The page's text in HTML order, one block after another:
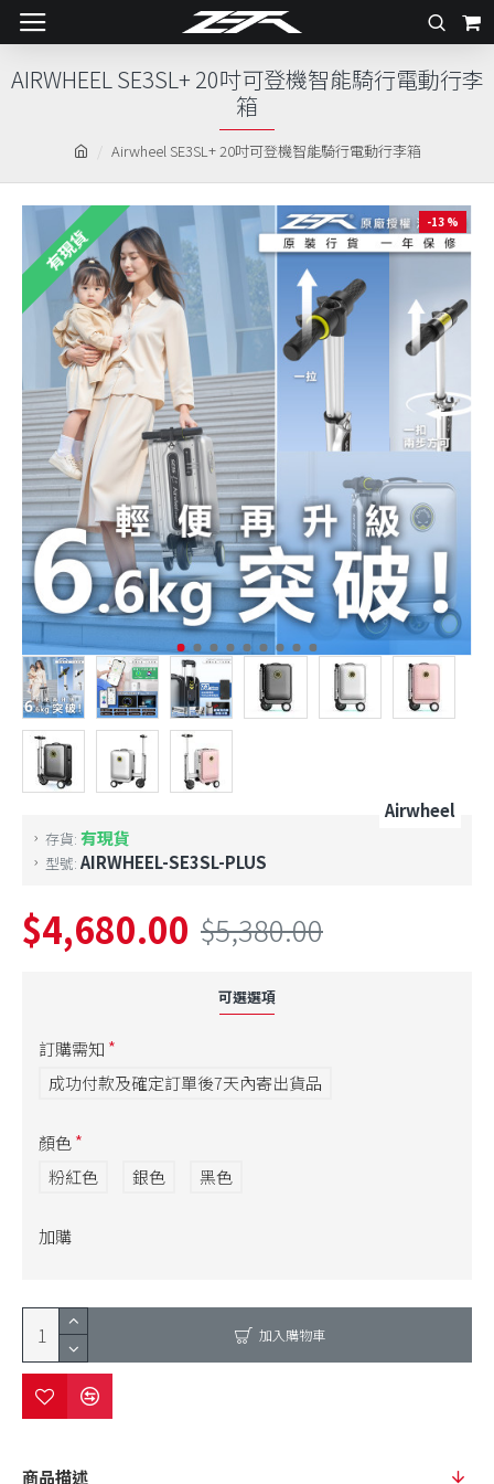
Airwheel SE3SL+ 20吋可登機智能騎行電動行李箱
AIRWHEEL SE3SL+ 20吋可登機智能騎行電動行李
箱
有現貨
-13 %
存貨: 有現貨
型號: AIRWHEEL-SE3SL-PLUS
Airwheel
$4,680.00 $5,380.00
可選選項
訂購需知
成功付款及確定訂單後7天內寄出貨品
顏色
粉紅色
銀色 黑色
加購
加入購物車
商品描述